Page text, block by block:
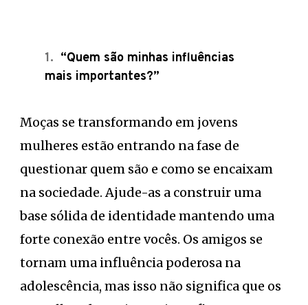
“Quem são minhas influências
mais importantes?”
Moças se transformando em jovens
mulheres estão entrando na fase de
questionar quem são e como se encaixam
na sociedade. Ajude-as a construir uma
base sólida de identidade mantendo uma
forte conexão entre vocês. Os amigos se
tornam uma influência poderosa na
adolescência, mas isso não significa que os